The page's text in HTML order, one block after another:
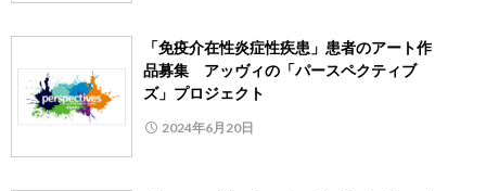
「免疫介在性炎症性疾患」患者のアート作
品募集 アッヴィの「パースペクティブ
ズ」プロジェクト
2024年6月20日